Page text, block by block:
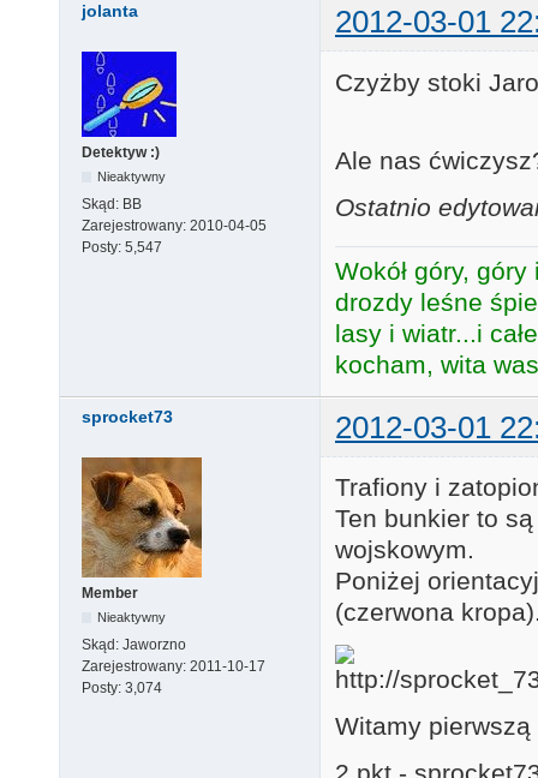
jolanta 2012-03-01
Detektyw :)
Nieaktywny
Skąd: BB
Zarejestrowany: 2010-04-05
Posty: 5,547
Czyżby stoki
Ale nas
Ostatnio
Wokół góry,
drozdy leśne
lasy i wiatr...i
kocham, wita
sprocket73 2012-03-01
Member
Nieaktywny
Skąd: Jaworzno
Zarejestrowany: 2011-10-17
Posty: 3,074
Trafiony i
Ten bunkier to
wojskowym.
Poniżej
(czerwona
Witamy